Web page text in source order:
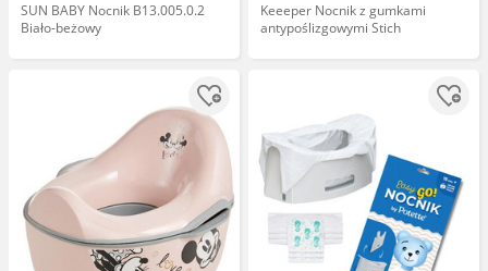
SUN BABY Nocnik B13.005.0.2
Biało-beżowy
Keeeper Nocnik z gumkami
antypoślizgowymi Stich